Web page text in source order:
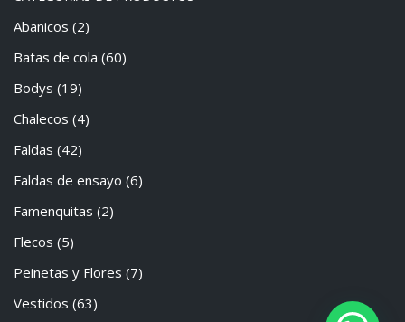
Abanicos (2)
Batas de cola (60)
Bodys (19)
Chalecos (4)
Faldas (42)
Faldas de ensayo (6)
Famenquitas (2)
Flecos (5)
Peinetas y Flores (7)
Vestidos (63)